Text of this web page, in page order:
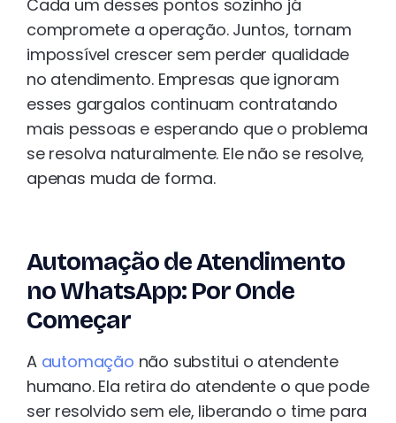
Cada um desses pontos sozinho já
compromete a operação. Juntos, tornam
impossível crescer sem perder qualidade
no atendimento. Empresas que ignoram
esses gargalos continuam contratando
mais pessoas e esperando que o problema
se resolva naturalmente. Ele não se resolve,
apenas muda de forma.
Automação de Atendimento
no WhatsApp: Por Onde
Começar
A automação não substitui o atendente
humano. Ela retira do atendente o que pode
ser resolvido sem ele, liberando o time para